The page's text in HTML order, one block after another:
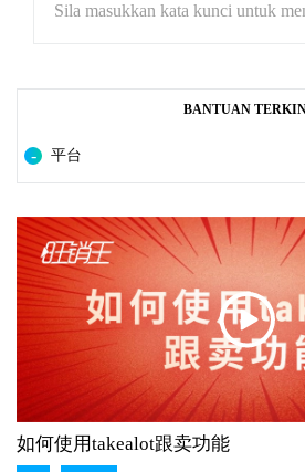
Sila masukkan kata kunci untuk
BANTUAN
平台
如何使用takealot跟卖功能